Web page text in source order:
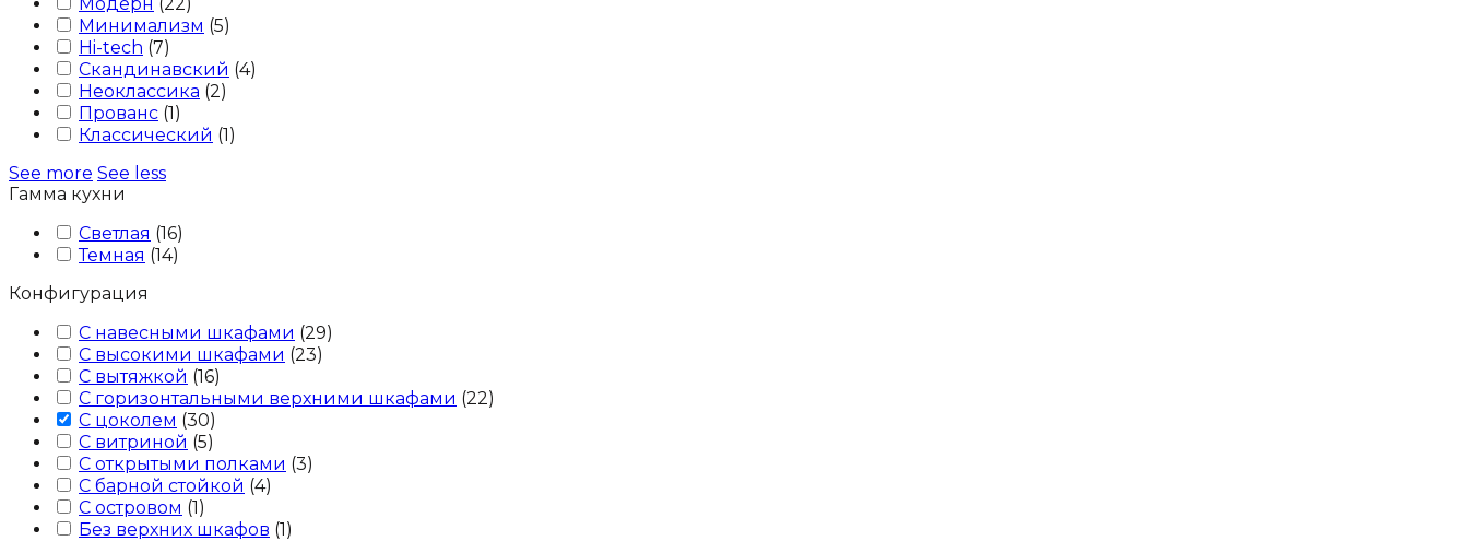
Минимализм (5)
Hi-tech (7)
Скандинавский (4)
Неоклассика (2)
Прованс (1)
Классический (1)
See more See less
Гамма кухни
Светлая (16)
Темная (14)
Конфигурация
С навесными шкафами (29)
С высокими шкафами (23)
С вытяжкой (16)
С горизонтальными верхними шкафами (22)
С цоколем (30)
С витриной (5)
С открытыми полками (3)
С барной стойкой (4)
С островом (1)
Без верхних шкафов (1)